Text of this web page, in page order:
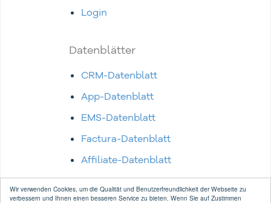
Wir verwenden Cookies, um die Qualität und Benutzerfreundlichkeit der Webseite zu
verbessern und Ihnen einen besseren Service zu bieten. Wenn Sie auf Zustimmen
Login
Datenblätter
CRM-Datenblatt
App-Datenblatt
EMS-Datenblatt
Factura-Datenblatt
Affiliate-Datenblatt